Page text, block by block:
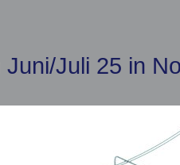
Juni/Juli 25 in